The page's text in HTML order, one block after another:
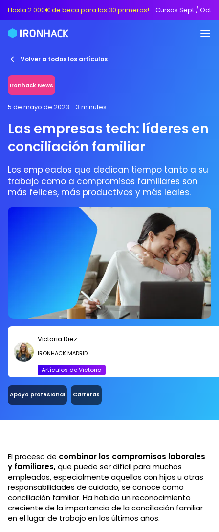
Hasta 2.000€ de beca para los 30 primeros! - Cursos Sept / Oct
Volver a todos los artículos
Ironhack News
5 de mayo de 2023 - 3 minutes
Las empresas tech: líderes en
conciliación familiar
Los empleados que dedican tiempo tanto a su
trabajo como a compromisos familiares son
más felices, más productivos y más leales.
Victoria Diez
IRONHACK MADRID
Artículos de Victoria
Apoyo profesional Carreras
El proceso de combinar los compromisos laborales
y familiares,que puede ser difícil para muchos
empleados, especialmente aquellos con hijos u otras
responsabilidades de cuidado, se conoce como
conciliación familiar. Ha habido un reconocimiento
creciente de la importancia de la conciliación familiar
en el lugar de trabajo en los últimos años.